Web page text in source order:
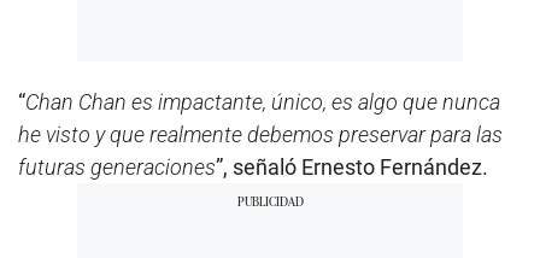
“Chan Chan es impactante, único, es algo que nunca
he visto y que realmente debemos preservar para las
futuras generaciones”, señaló Ernesto Fernández.